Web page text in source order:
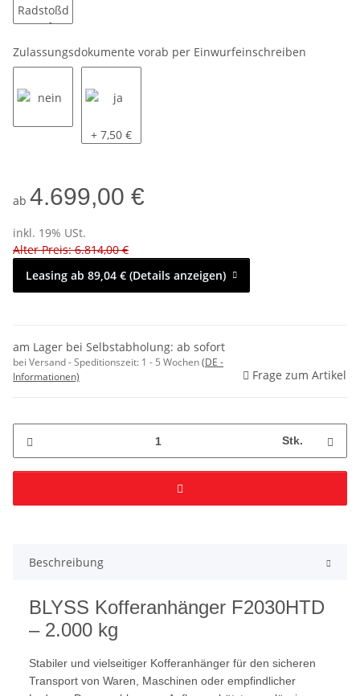
Zulassungsdokumente vorab per Einwurfeinschreiben
ja
+ 7,50 €
ab 4.699,00 €
inkl. 19% USt.
Alter Preis: 6.814,00 €
Leasing ab 89,04 € (Details anzeigen)
am Lager bei Selbstabholung: ab sofort
bei Versand - Speditionszeit: 1 - 5 Wochen(DE -
Informationen)
Frage zum Artikel
Stk.
Beschreibung
BLYSS Kofferanhänger F2030HTD
– 2.000 kg
Stabiler und vielseitiger Kofferanhänger für den sicheren
Transport von Waren, Maschinen oder empfindlicher